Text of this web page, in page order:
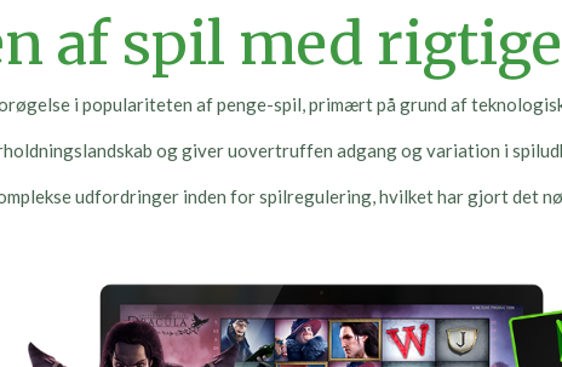
af spil med
i populariteten af penge-spil, primært på grund af
og giver uovertruffen adgang og variation i
udfordringer inden for spilregulering, hvilket har gjort det